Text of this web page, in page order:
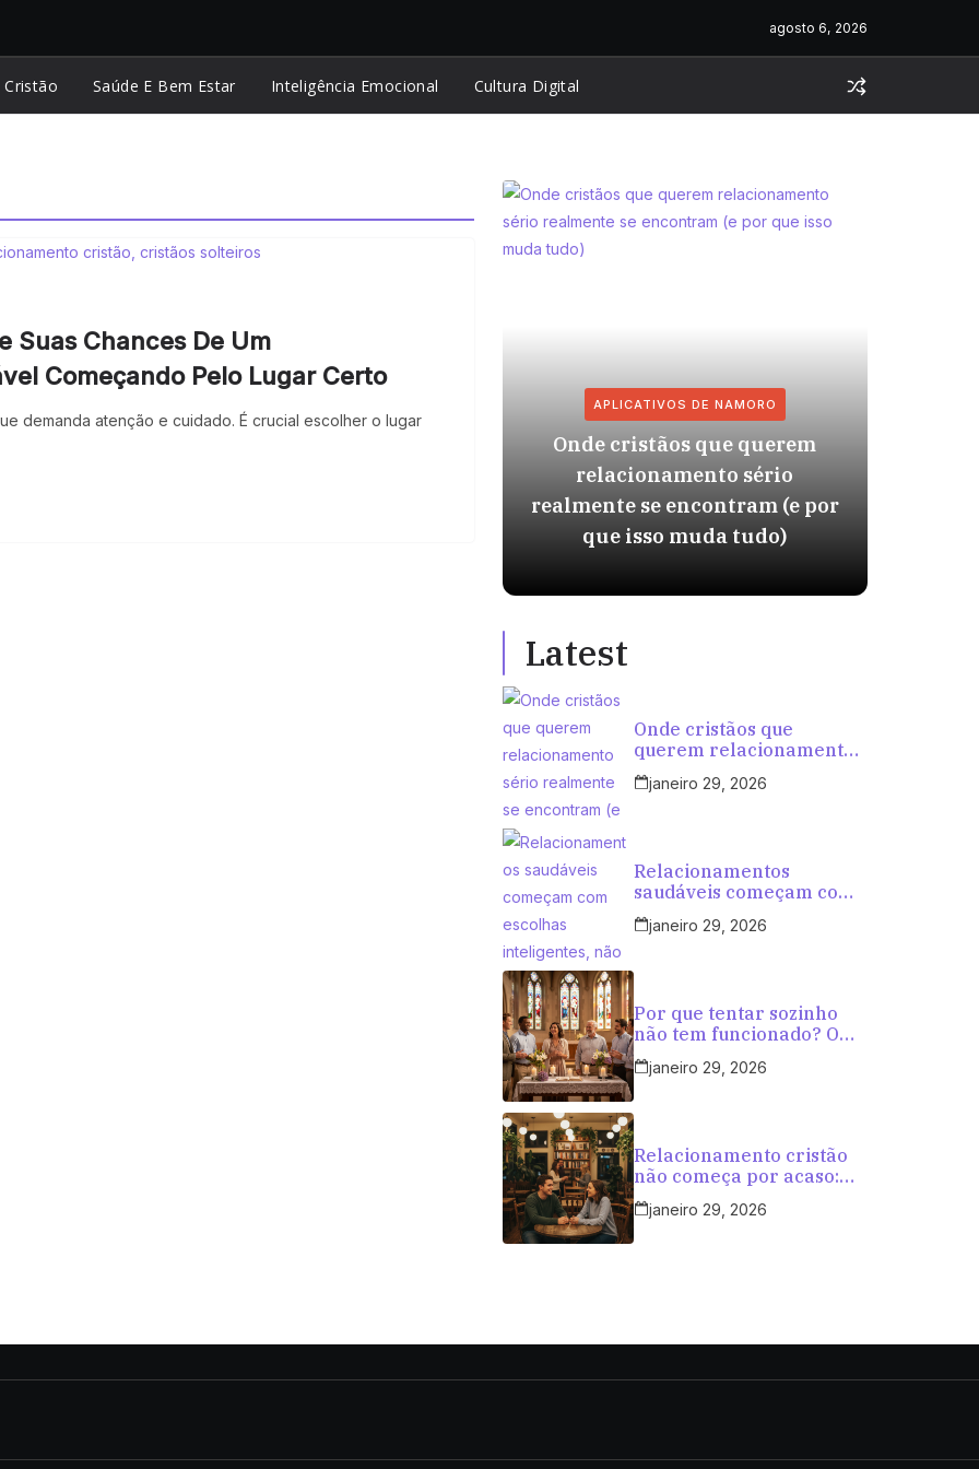
agosto 6, 2026
Saúde E Bem Estar Inteligência Emocional Cultura Digital
Suas Chances De Um
Começando Pelo Lugar Certo
demanda atenção e cuidado. É crucial escolher o lugar
APLICATIVOS DE NAMORO
Onde cristãos que querem
relacionamento sério
realmente se encontram (e por
que isso muda tudo)
Latest
Onde cristãos que
querem relacionamento
sério realmente se
encontram (e por que
janeiro 29, 2026
Relacionamentos
saudáveis começam com
escolhas inteligentes, não
com tentativas aleatórias
janeiro 29, 2026
Por que tentar sozinho
não tem funcionado? O
caminho mais seguro
para cristãos que querem
amar com propósito
janeiro 29, 2026
Relacionamento cristão
não começa por acaso:
começa em ambientes
certos
janeiro 29, 2026